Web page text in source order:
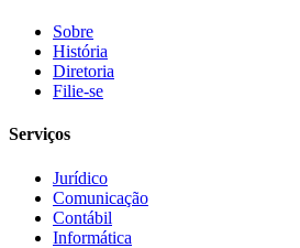
Sobre
História
Diretoria
Filie-se
Serviços
Jurídico
Comunicação
Contábil
Informática